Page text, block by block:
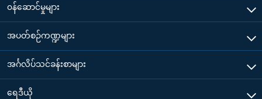
၀န်ဆောင်မှုများ
အပတ်စဉ်ကဏ္ဍများ
အင်္ဂလိပ်သင်ခန်းစာများ
ရေဒီယို